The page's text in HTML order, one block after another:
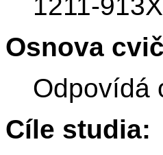
1211-
Osnova
Odpovídá
Cíle studia: